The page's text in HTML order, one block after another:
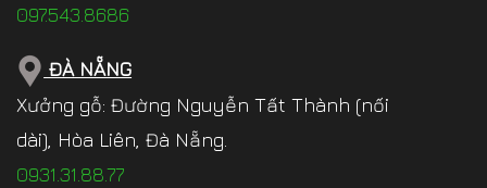
097.543.8686
ĐÀ NẴNG
Xưởng gỗ: Đường Nguyễn Tất Thành (nối
dài), Hòa Liên, Đà Nẵng.
0931.31.88.77